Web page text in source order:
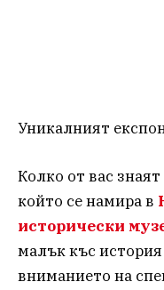
Уникалният
Колко от вас
който се намира в
исторически
малък къс
вниманието на